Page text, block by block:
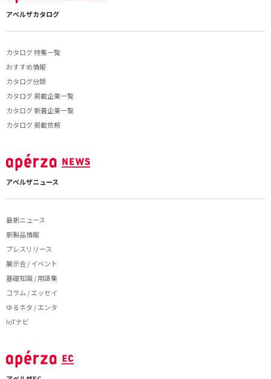
アペルザカタログ
カタログ 特集一覧
おすすめ情報
カタログ分類
カタログ 掲載企業一覧
カタログ 新着企業一覧
カタログ 掲載依頼
アペルザニュース
最新ニュース
新製品情報
プレスリリース
展示会 / イベント
基礎知識 / 用語集
コラム / エッセイ
ゆるネタ / エンタ
IoTナビ